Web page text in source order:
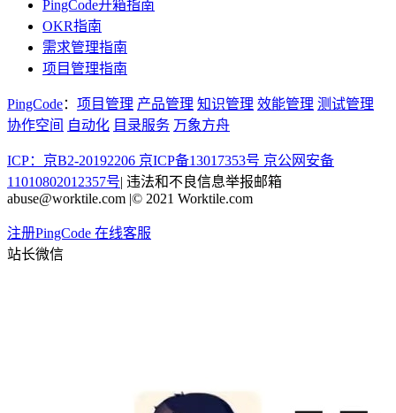
PingCode开箱指南
OKR指南
需求管理指南
项目管理指南
PingCode： 项目管理 产品管理 知识管理 效能管理 测试管理
协作空间 自动化 目录服务 万象方舟
ICP：京B2-20192206 京ICP备13017353号 京公网安备
11010802012357号| 违法和不良信息举报邮箱
abuse@worktile.com |© 2021 Worktile.com
注册PingCode 在线客服
站长微信